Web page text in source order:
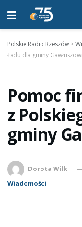
Polskie Radio Rzeszów >
Ładu dla gminy
Pomoc
z
gminy
Dorota Wilk
Wiadomości